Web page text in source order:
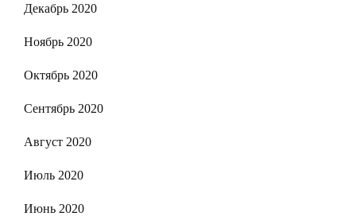
Декабрь 2020
Ноябрь 2020
Октябрь 2020
Сентябрь 2020
Август 2020
Июль 2020
Июнь 2020